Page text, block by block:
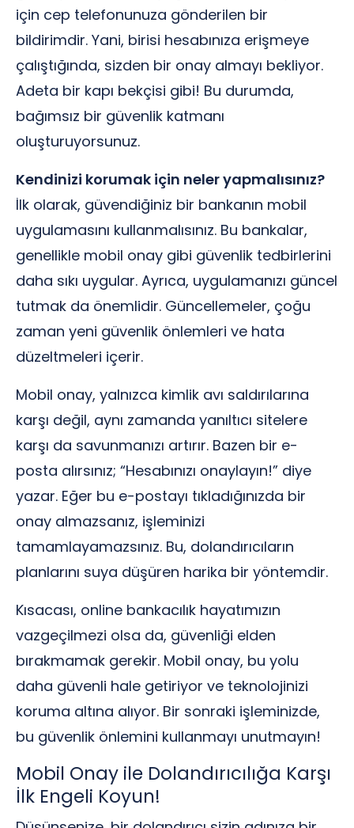
için cep telefonunuza gönderilen bir
bildirimdir. Yani, birisi hesabınıza erişmeye
çalıştığında, sizden bir onay almayı bekliyor.
Adeta bir kapı bekçisi gibi! Bu durumda,
bağımsız bir güvenlik katmanı
oluşturuyorsunuz.
Kendinizi korumak için neler yapmalısınız?
İlk olarak, güvendiğiniz bir bankanın mobil
uygulamasını kullanmalısınız. Bu bankalar,
genellikle mobil onay gibi güvenlik tedbirlerini
daha sıkı uygular. Ayrıca, uygulamanızı güncel
tutmak da önemlidir. Güncellemeler, çoğu
zaman yeni güvenlik önlemleri ve hata
düzeltmeleri içerir.
Mobil onay, yalnızca kimlik avı saldırılarına
karşı değil, aynı zamanda yanıltıcı sitelere
karşı da savunmanızı artırır. Bazen bir e-
posta alırsınız; “Hesabınızı onaylayın!” diye
yazar. Eğer bu e-postayı tıkladığınızda bir
onay almazsanız, işleminizi
tamamlayamazsınız. Bu, dolandırıcıların
planlarını suya düşüren harika bir yöntemdir.
Kısacası, online bankacılık hayatımızın
vazgeçilmezi olsa da, güvenliği elden
bırakmamak gerekir. Mobil onay, bu yolu
daha güvenli hale getiriyor ve teknolojinizi
koruma altına alıyor. Bir sonraki işleminizde,
bu güvenlik önlemini kullanmayı unutmayın!
Mobil Onay ile Dolandırıcılığa Karşı
İlk Engeli Koyun!